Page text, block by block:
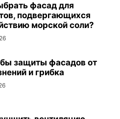
фасад для
подвергающихся
морской соли?
защиты фасадов от
и грибка